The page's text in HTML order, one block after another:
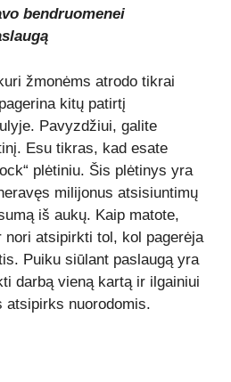
bendruomenei
žmonėms atrodo tikrai
kitų patirtį
Pavyzdžiui, galite
Esu tikras, kad esate
plėtiniu. Šis plėtinys yra
milijonus atsisiuntimų
iš aukų. Kaip matote,
nori atsipirkti tol, kol pagerėja
Puiku siūlant paslaugą yra
darbą vieną kartą ir ilgainiui
atsipirks nuorodomis.